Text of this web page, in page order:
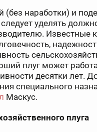
(без наработки) и
уделять
Известные
плуг может
десятки лет.
специального
Маскус.
плуга